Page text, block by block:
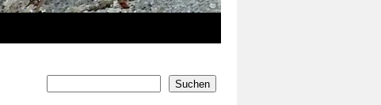
Suchen